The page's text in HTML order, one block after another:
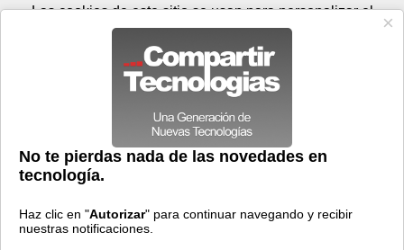
Prensa Videos
> proveedor aleman
proveedor aleman
93 resultados Ordenar por fecha-Ordenar por pertinencia
Viernes 07 de agosto - 09:13 Registrar Conectar
Las cookies de este sitio se usan para personalizar el
contenido y los anuncios, para ofrecer funciones de medios
sociales y para analizar el tráfico. Además, compartimos
información sobre el uso que haga del sitio web con nuestros
partners de medios sociales, de publicidad y de análisis
web.
OK